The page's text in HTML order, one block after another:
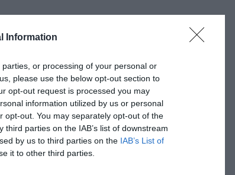
Information
or processing of your personal or
please use the below opt-out section to
opt-out request is processed you may
information utilized by us or personal
opt-out. You may separately opt-out of the
parties on the IAB’s list of downstream
by us to third parties on the IAB’s List of
it to other third parties.